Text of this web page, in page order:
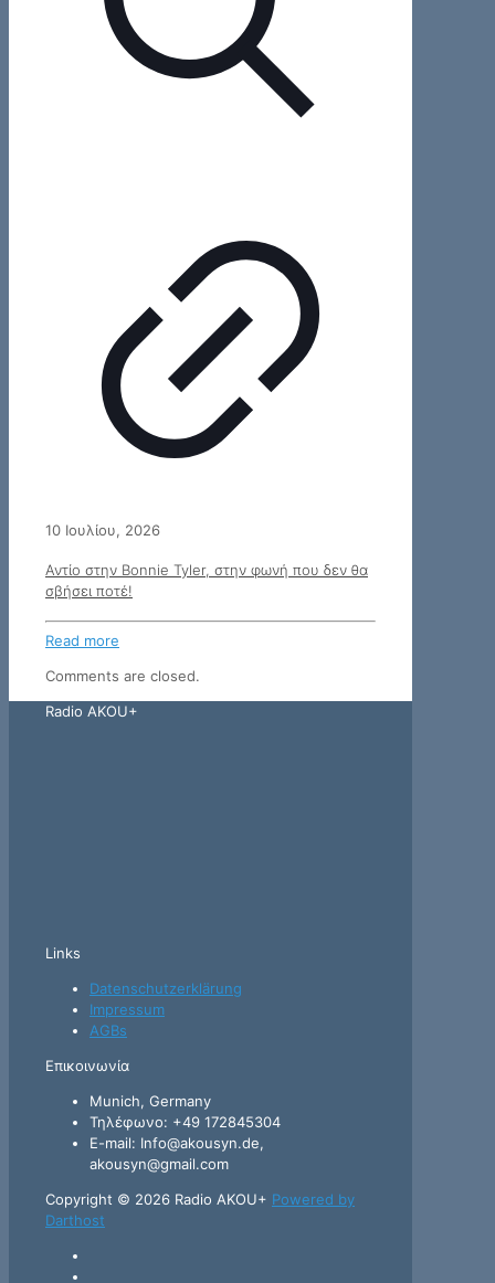
10 Ιουλίου, 2026
Αντίο στην Bonnie Tyler, στην φωνή που δεν θα
σβήσει ποτέ!
Read more
Comments are closed.
Radio AKOU+
Links
Datenschutzerklärung
Impressum
AGBs
Επικοινωνία
Munich, Germany
Τηλέφωνο: +49 172845304
E-mail: Info@akousyn.de,
akousyn@gmail.com
Copyright © 2026 Radio AKOU+ Powered by
Darthost